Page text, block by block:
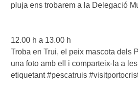
pluja ens trobarem a la Delegació
12.00 h a 13.00 h
Troba en Trui, el peix mascota dels
una foto amb ell i comparteix-la a
etiquetant #pescatruis